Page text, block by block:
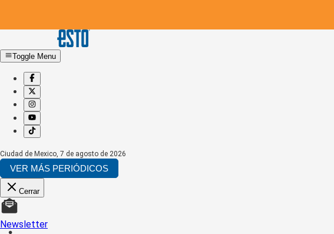
Toggle Menu
Ciudad de Mexico, 7 de agosto de 2026
VER MÁS PERIÓDICOS
Cerrar
Newsletter